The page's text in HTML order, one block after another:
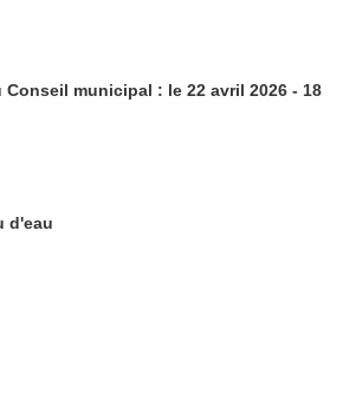
Conseil municipal : le 22 avril 2026 - 18
d'eau